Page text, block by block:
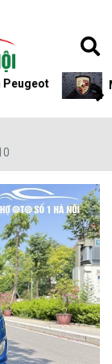
Mua Bán Ô Tô Cũ